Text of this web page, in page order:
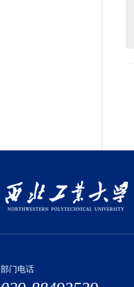
部门电话